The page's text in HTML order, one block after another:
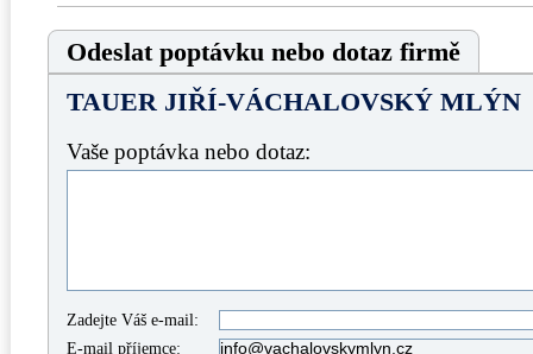
Odeslat poptávku nebo dotaz firmě
TAUER JIŘÍ-VÁCHALOVSKÝ MLÝN
Vaše poptávka nebo dotaz:
Zadejte Váš e-mail:
E-mail příjemce: